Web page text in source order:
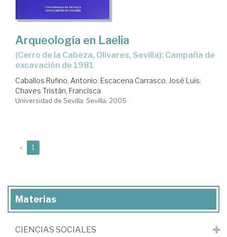
Arqueología en Laelia
(Cerro de la Cabeza, Olivares, Sevilla): Campaña de
excavación de 1981
Caballos Rufino, Antonio; Escacena Carrasco, José Luis;
Chaves Tristán, Francisca
Universidad de Sevilla. Sevilla, 2005
« 1
Materias
CIENCIAS SOCIALES